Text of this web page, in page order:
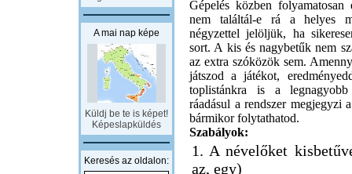
A mai nap képe
Küldj be te is képet!
Képeslapküldés
Keresés az oldalon:
Gépelés közben
nem találtál-e rá a helyes
négyzettel jelöljük, ha
sort. A kis és nagybetűk nem
az extra szóközök sem.
játszod a játékot,
toplistánkra is a
ráadásul a rendszer megjegyzi
bármikor folytathatod.
Szabályok:
1. A névelőket
az, egy)